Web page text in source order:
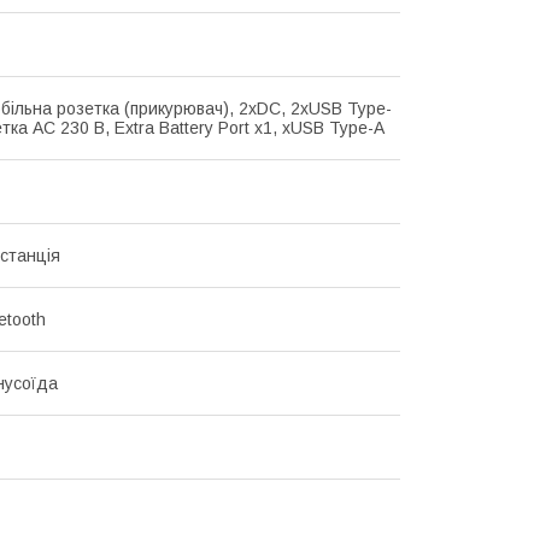
розетка (прикурювач), 2хDC, 2хUSB Type-
AC 230 В, Extra Battery Port x1, хUSB Type-A